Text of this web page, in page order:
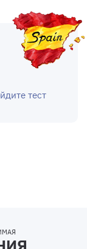
тест